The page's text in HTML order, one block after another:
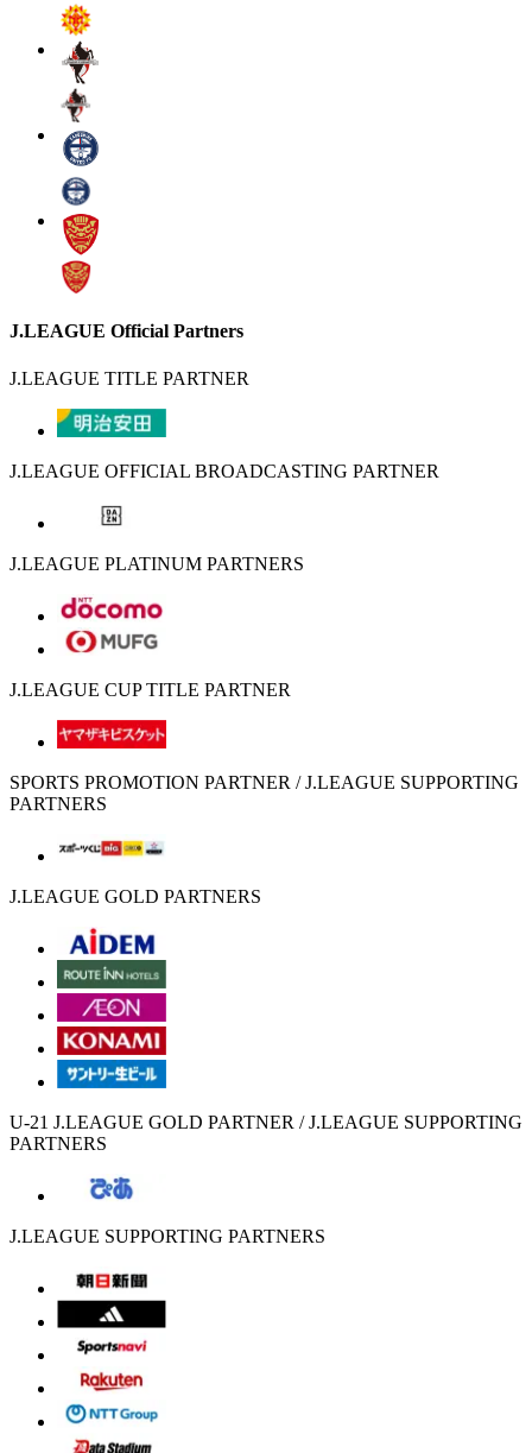
J.LEAGUE Official Partners
J.LEAGUE TITLE PARTNER
J.LEAGUE OFFICIAL BROADCASTING PARTNER
J.LEAGUE PLATINUM PARTNERS
J.LEAGUE CUP TITLE PARTNER
SPORTS PROMOTION PARTNER / J.LEAGUE SUPPORTING
PARTNERS
J.LEAGUE GOLD PARTNERS
U-21 J.LEAGUE GOLD PARTNER / J.LEAGUE SUPPORTING
PARTNERS
J.LEAGUE SUPPORTING PARTNERS